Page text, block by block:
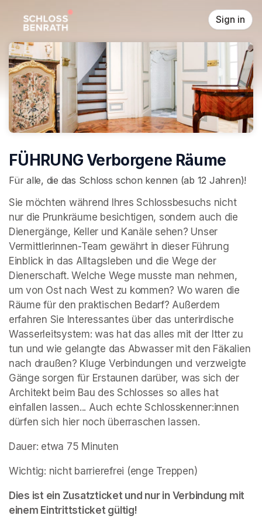
Sign in
FÜHRUNG Verborgene Räume
Für alle, die das Schloss schon kennen (ab 12 Jahren)!
Sie möchten während Ihres Schlossbesuchs nicht
nur die Prunkräume besichtigen, sondern auch die
Dienergänge, Keller und Kanäle sehen? Unser
Vermittlerinnen-Team gewährt in dieser Führung
Einblick in das Alltagsleben und die Wege der
Dienerschaft. Welche Wege musste man nehmen,
um von Ost nach West zu kommen? Wo waren die
Räume für den praktischen Bedarf? Außerdem
erfahren Sie Interessantes über das unterirdische
Wasserleitsystem: was hat das alles mit der Itter zu
tun und wie gelangte das Abwasser mit den Fäkalien
nach draußen? Kluge Verbindungen und verzweigte
Gänge sorgen für Erstaunen darüber, was sich der
Architekt beim Bau des Schlosses so alles hat
einfallen lassen... Auch echte Schlosskenner:innen
dürfen sich hier noch überraschen lassen.
Dauer: etwa 75 Minuten
Wichtig: nicht barrierefrei (enge Treppen)
Dies ist ein Zusatzticket und nur in Verbindung mit
einem Eintrittsticket gültig!